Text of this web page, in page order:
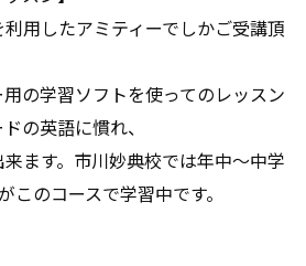
用したアミティーでしかご受講頂
の学習ソフトを使ってのレッスン
の英語に慣れ、
ます。市川妙典校では年中～中学
のコースで学習中です。